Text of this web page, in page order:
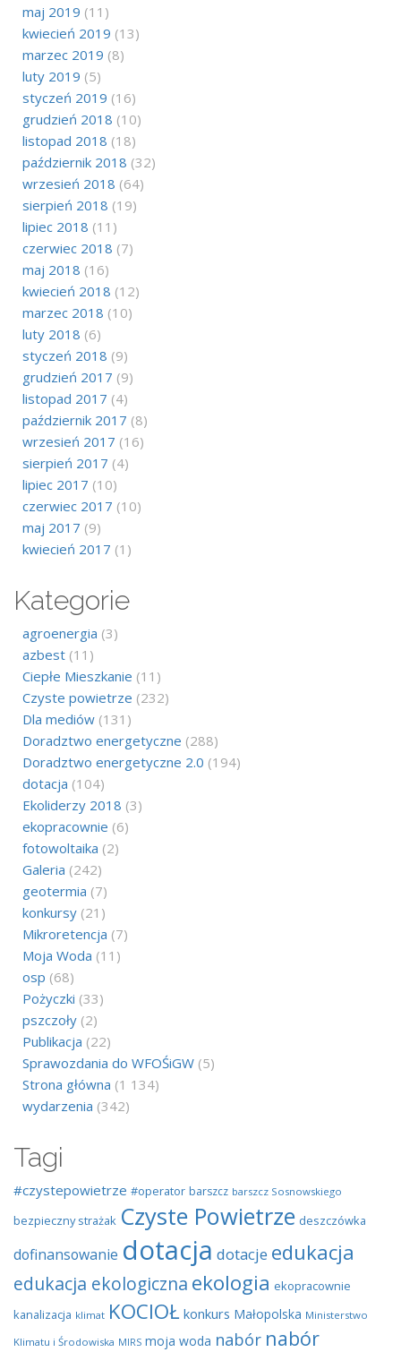
maj 2019 (11)
kwiecień 2019 (13)
marzec 2019 (8)
luty 2019 (5)
styczeń 2019 (16)
grudzień 2018 (10)
listopad 2018 (18)
październik 2018 (32)
wrzesień 2018 (64)
sierpień 2018 (19)
lipiec 2018 (11)
czerwiec 2018 (7)
maj 2018 (16)
kwiecień 2018 (12)
marzec 2018 (10)
luty 2018 (6)
styczeń 2018 (9)
grudzień 2017 (9)
listopad 2017 (4)
październik 2017 (8)
wrzesień 2017 (16)
sierpień 2017 (4)
lipiec 2017 (10)
czerwiec 2017 (10)
maj 2017 (9)
kwiecień 2017 (1)
Kategorie
agroenergia (3)
azbest (11)
Ciepłe Mieszkanie (11)
Czyste powietrze (232)
Dla mediów (131)
Doradztwo energetyczne (288)
Doradztwo energetyczne 2.0 (194)
dotacja (104)
Ekoliderzy 2018 (3)
ekopracownie (6)
fotowoltaika (2)
Galeria (242)
geotermia (7)
konkursy (21)
Mikroretencja (7)
Moja Woda (11)
osp (68)
Pożyczki (33)
pszczoły (2)
Publikacja (22)
Sprawozdania do WFOŚiGW (5)
Strona główna (1 134)
wydarzenia (342)
Tagi
#czystepowietrze #operator barszcz barszcz Sosnowskiego
bezpieczny strażak Czyste Powietrze deszczówka
dofinansowanie dotacja dotacje edukacja
edukacja ekologiczna ekologia ekopracownie
kanalizacja klimat KOCIOŁ konkurs Małopolska Ministerstwo
Klimatu i Środowiska MIRS moja woda nabór nabór